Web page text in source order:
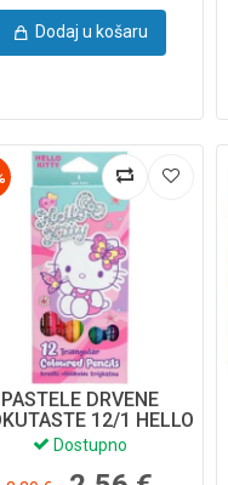
Dodaj u košaru
PASTELE DRVENE
12/1 HELLO
KITTY 10524PTR
Dostupno